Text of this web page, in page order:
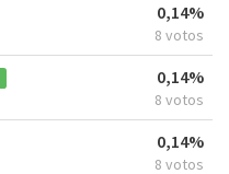
0,14%
8 votos
0,14%
8 votos
0,14%
8 votos